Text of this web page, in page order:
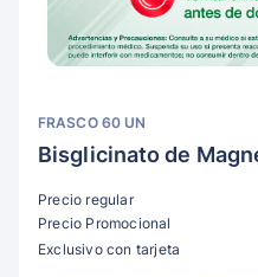
FRASCO 60 UN
Bisglicinato de
Precio regular
Precio Promocional
Exclusivo con tarjeta